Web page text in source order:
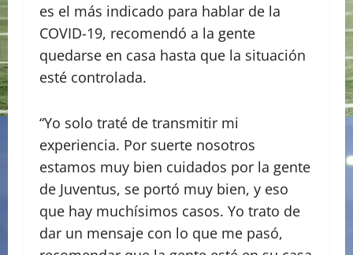
es el más indicado para hablar de la
COVID-19, recomendó a la gente
quedarse en casa hasta que la situación
esté controlada.
“Yo solo traté de transmitir mi
experiencia. Por suerte nosotros
estamos muy bien cuidados por la gente
de Juventus, se portó muy bien, y eso
que hay muchísimos casos. Yo trato de
dar un mensaje con lo que me pasó,